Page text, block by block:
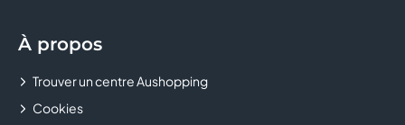
CHAUSSEA
À propos
Trouver un centre Aushopping
Cookies